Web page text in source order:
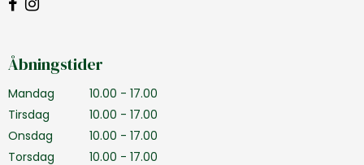
Åbningstider
Mandag
10.00 - 17.00
Tirsdag
10.00 - 17.00
Onsdag
10.00 - 17.00
Torsdag
10.00 - 17.00